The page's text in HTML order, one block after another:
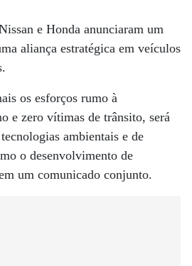
e Honda anunciaram um
aliança estratégica em veículos
os esforços rumo à
e zero vítimas de trânsito, será
ambientais e de
o desenvolvimento de
um comunicado conjunto.